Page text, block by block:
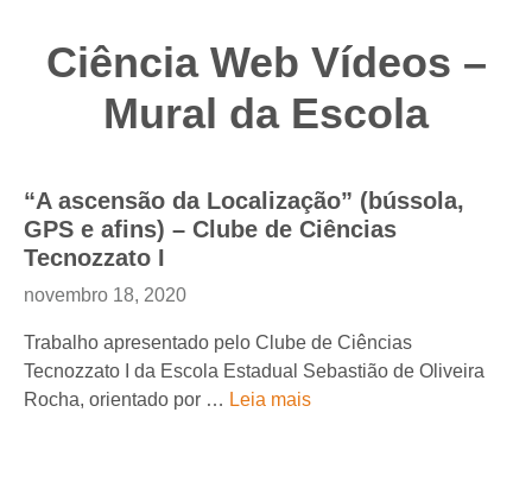
Ciência Web Vídeos –
Mural da Escola
“A ascensão da Localização” (bússola,
GPS e afins) – Clube de Ciências
Tecnozzato I
novembro 18, 2020
Trabalho apresentado pelo Clube de Ciências
Tecnozzato I da Escola Estadual Sebastião de Oliveira
Rocha, orientado por … Leia mais